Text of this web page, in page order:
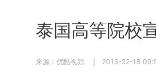
泰国高等院校
来源：优酷视频 2013-02-18